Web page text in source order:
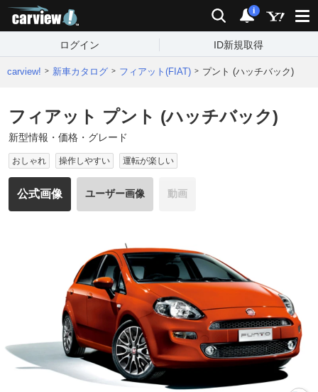
検索 通知
i
ログイン ID新規取得
carview! 新車カタログ フィアット(FIAT) プント (ハッチバック)
フィアット プント (ハッチバック)
新型情報・価格・グレード
おしゃれ 操作しやすい 運転が楽しい
公式画像 ユーザー画像 動画